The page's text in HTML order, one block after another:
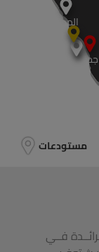
مستودعات
فــي
توفـر
ســواء